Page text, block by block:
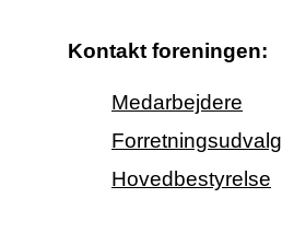
Kontakt foreningen:
Medarbejdere
Forretningsudvalg
Hovedbestyrelse